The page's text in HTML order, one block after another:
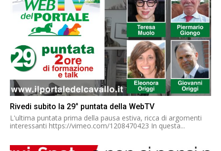
Rivedi subito la 29° puntata della WebTV
L'ultima puntata prima della pausa estiva, ricca di argomenti
interessanti https://vimeo.com/1208470423 In questa...